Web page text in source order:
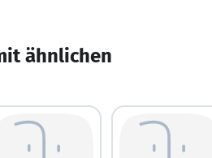
ähnlichen